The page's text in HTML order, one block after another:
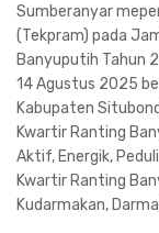
Sumberanyar
(Tekpram) pada
Banyuputih Tahun
14 Agustus 2025
Kabupaten
Kwartir Ranting
Aktif, Energik,
Kwartir Ranting
Kudarmakan,